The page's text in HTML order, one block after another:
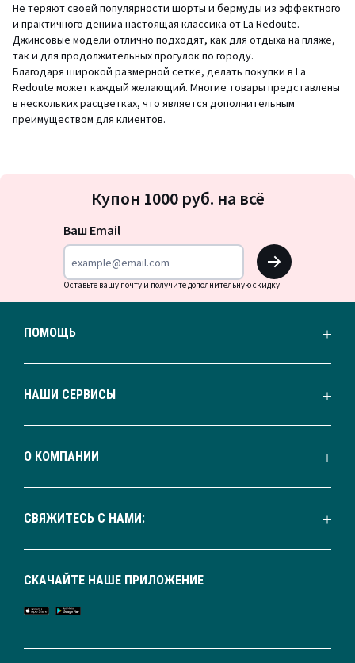
Не теряют своей популярности шорты и бермуды из эффектного
и практичного денима настоящая классика от La Redoute.
Джинсовые модели отлично подходят, как для отдыха на пляже,
так и для продолжительных прогулок по городу.
Благодаря широкой размерной сетке, делать покупки в La
Redoute может каждый желающий. Многие товары представлены
в нескольких расцветках, что является дополнительным
преимуществом для клиентов.
на
Купон 1000 руб. на всё
Ваш Email
OK
Оставьте вашу почту и получите дополнительную скидку
ПОМОЩЬ
НАШИ СЕРВИСЫ
О КОМПАНИИ
СВЯЖИТЕСЬ С НАМИ:
СКАЧАЙТЕ НАШЕ ПРИЛОЖЕНИЕ